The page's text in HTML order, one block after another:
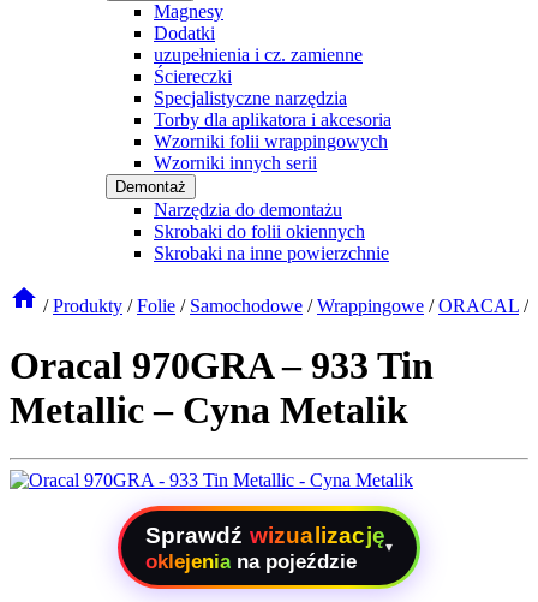
Magnesy
Dodatki
uzupełnienia i cz. zamienne
Ściereczki
Specjalistyczne narzędzia
Torby dla aplikatora i akcesoria
Wzorniki folii wrappingowych
Wzorniki innych serii
Demontaż
Narzędzia do demontażu
Skrobaki do folii okiennych
Skrobaki na inne powierzchnie
/ Produkty / Folie / Samochodowe / Wrappingowe / ORACAL /
Oracal 970GRA – 933 Tin
Metallic – Cyna Metalik
Sprawdź wizualizację
oklejenia na pojeździe
▾